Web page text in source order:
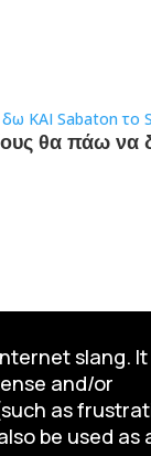
θα πάω
slang. It
and/or
as
be used as